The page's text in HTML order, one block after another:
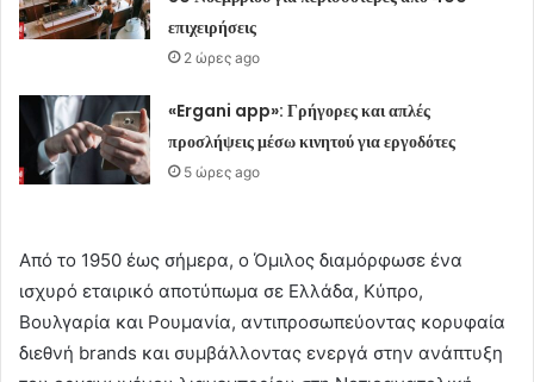
επιχειρήσεις
2 ώρες ago
«Ergani app»: Γρήγορες και απλές
προσλήψεις μέσω κινητού για εργοδότες
5 ώρες ago
Από το 1950 έως σήμερα, ο Όμιλος διαμόρφωσε ένα
ισχυρό εταιρικό αποτύπωμα σε Ελλάδα, Κύπρο,
Βουλγαρία και Ρουμανία, αντιπροσωπεύοντας κορυφαία
διεθνή brands και συμβάλλοντας ενεργά στην ανάπτυξη